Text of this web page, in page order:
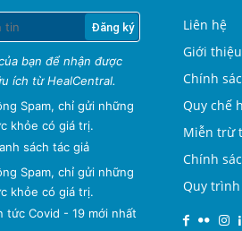
bạn để nhận được
ích từ HealCentral.
Spam, chỉ gửi những
khỏe có giá trị.
sách tác giả
Spam, chỉ gửi những
khỏe có giá trị.
tức Covid - 19 mới nhất
Liên hệ
Giới thiệu
Chính
Quy chế
Miễn trừ
Chính
Quy